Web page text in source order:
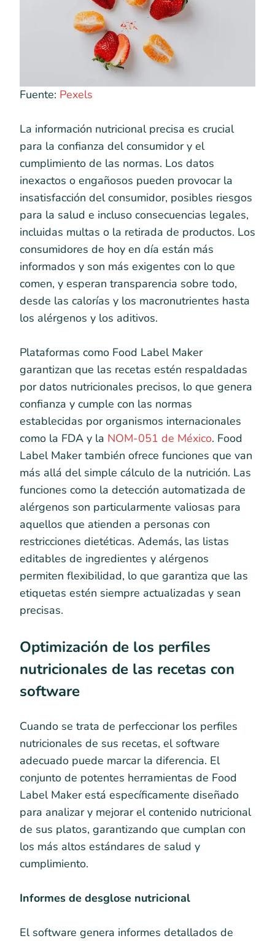
Fuente: Pexels
La información nutricional precisa es crucial
para la confianza del consumidor y el
cumplimiento de las normas. Los datos
inexactos o engañosos pueden provocar la
insatisfacción del consumidor, posibles riesgos
para la salud e incluso consecuencias legales,
incluidas multas o la retirada de productos. Los
consumidores de hoy en día están más
informados y son más exigentes con lo que
comen, y esperan transparencia sobre todo,
desde las calorías y los macronutrientes hasta
los alérgenos y los aditivos.
Plataformas como Food Label Maker
garantizan que las recetas estén respaldadas
por datos nutricionales precisos, lo que genera
confianza y cumple con las normas
establecidas por organismos internacionales
como la FDA y la NOM-051 de México. Food
Label Maker también ofrece funciones que van
más allá del simple cálculo de la nutrición. Las
funciones como la detección automatizada de
alérgenos son particularmente valiosas para
aquellos que atienden a personas con
restricciones dietéticas. Además, las listas
editables de ingredientes y alérgenos
permiten flexibilidad, lo que garantiza que las
etiquetas estén siempre actualizadas y sean
precisas.
Optimización de los perfiles
nutricionales de las recetas con
software
Cuando se trata de perfeccionar los perfiles
nutricionales de sus recetas, el software
adecuado puede marcar la diferencia. El
conjunto de potentes herramientas de Food
Label Maker está específicamente diseñado
para analizar y mejorar el contenido nutricional
de sus platos, garantizando que cumplan con
los más altos estándares de salud y
cumplimiento.
Informes de desglose nutricional
El software genera informes detallados de